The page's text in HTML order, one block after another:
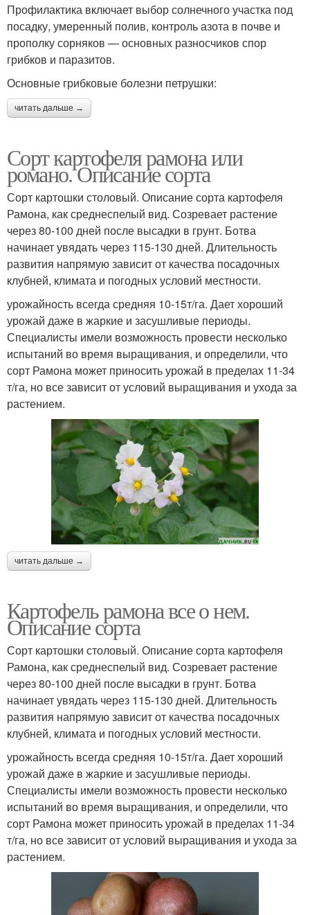
Профилактика включает выбор солнечного участка под
посадку, умеренный полив, контроль азота в почве и
прополку сорняков — основных разносчиков спор
грибков и паразитов.
Основные грибковые болезни петрушки:
читать дальше →
Сорт картофеля рамона или
романо. Описание сорта
Сорт картошки столовый. Описание сорта картофеля
Рамона, как среднеспелый вид. Созревает растение
через 80-100 дней после высадки в грунт. Ботва
начинает увядать через 115-130 дней. Длительность
развития напрямую зависит от качества посадочных
клубней, климата и погодных условий местности.
урожайность всегда средняя 10-15т/га. Дает хороший
урожай даже в жаркие и засушливые периоды.
Специалисты имели возможность провести несколько
испытаний во время выращивания, и определили, что
сорт Рамона может приносить урожай в пределах 11-34
т/га, но все зависит от условий выращивания и ухода за
растением.
читать дальше →
Картофель рамона все о нем.
Описание сорта
Сорт картошки столовый. Описание сорта картофеля
Рамона, как среднеспелый вид. Созревает растение
через 80-100 дней после высадки в грунт. Ботва
начинает увядать через 115-130 дней. Длительность
развития напрямую зависит от качества посадочных
клубней, климата и погодных условий местности.
урожайность всегда средняя 10-15т/га. Дает хороший
урожай даже в жаркие и засушливые периоды.
Специалисты имели возможность провести несколько
испытаний во время выращивания, и определили, что
сорт Рамона может приносить урожай в пределах 11-34
т/га, но все зависит от условий выращивания и ухода за
растением.